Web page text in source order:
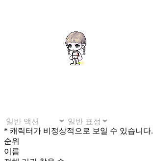
* 캐릭터가 비정상적으로 보일 수 있습니다.
순위
이름